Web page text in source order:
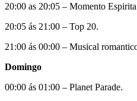
20:00 as 20:05 – Momento Espirita
20:05 ás 21:00 – Top 20.
21:00 ás 00:00 – Musical
Domingo
00:00 ás 01:00 – Planet Parade.